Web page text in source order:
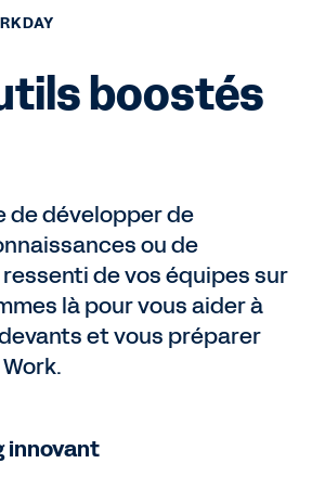
boostés
de développer de
ou de
de vos équipes sur
là pour vous aider à
et vous préparer
innovant